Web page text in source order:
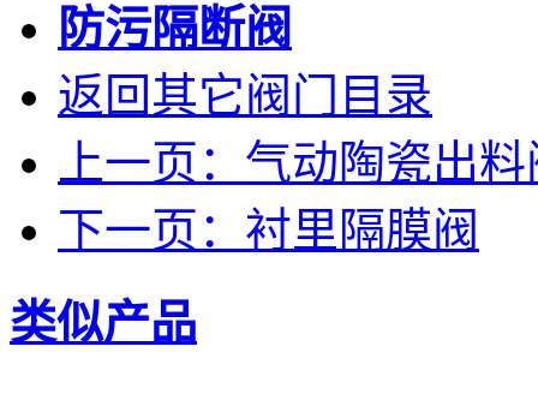
防污隔断阀
返回其它阀门目录
上一页：气动陶瓷出
下一页：衬里隔膜阀
类似产品